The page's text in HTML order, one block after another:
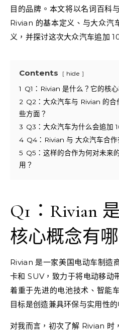
目的品牌。本文将以名词百科
Rivian 的基本定义、与大众汽
义，并探讨这次大众汽车追加
Contents hide
1 Q1：Rivian 是什么？它的核
2 Q2：大众汽车与 Rivian 的
些方面？
3 Q3：大众汽车为什么会追加
4 Q4：Rivian 与 大众汽车合作
5 Q5：这样的合作为何对未来
用？
Q1：Rivian
核心概念有
Rivian 是一家美国电动车制造
卡和 SUV，致力于将电动移动
着重于先进的电池技术、智能
目标是创造兼具环保与实用性的
对我而言，初次了解 Rivian 时